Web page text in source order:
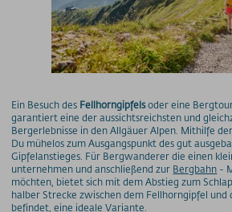
Ein Besuch des Fellhorngipfelsoder eine
garantiert eine der aussichtsreichsten und
Bergerlebnisse in den Allgäuer Alpen. Mithilfe der
Du mühelos zum Ausgangspunkt des gut
Gipfelanstieges. Für Bergwanderer die einen
unternehmen und anschließend zur Bergbahn -
möchten, bietet sich mit dem Abstieg zum
halber Strecke zwischen dem Fellhorngipfel und
befindet, eine ideale Variante.